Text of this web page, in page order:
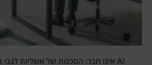
AI אינו חבר: הסכנות של אשליות לגבי מכונות חשיבה